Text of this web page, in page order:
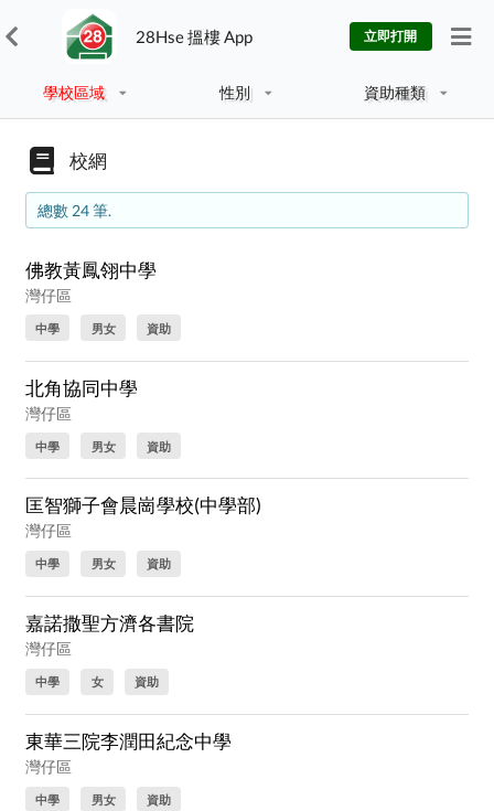
28Hse 搵樓 App 立即打開
學校區域 性別 資助種類
校網
總數 24 筆.
佛教黃鳳翎中學
灣仔區
中學 男女 資助
北角協同中學
灣仔區
中學 男女 資助
匡智獅子會晨崗學校(中學部)
灣仔區
中學 男女 資助
嘉諾撒聖方濟各書院
灣仔區
中學 女 資助
東華三院李潤田紀念中學
灣仔區
中學 男女 資助